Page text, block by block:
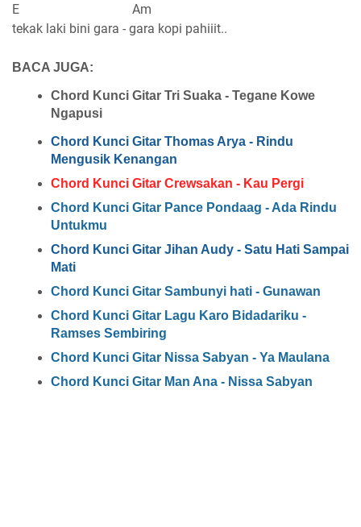
E Am
tekak laki bini gara - gara kopi pahiiit..
BACA JUGA:
Chord Kunci Gitar Tri Suaka - Tegane Kowe
Ngapusi
Chord Kunci Gitar Thomas Arya - Rindu
Mengusik Kenangan
Chord Kunci Gitar Crewsakan - Kau Pergi
Chord Kunci Gitar Pance Pondaag - Ada Rindu
Untukmu
Chord Kunci Gitar Jihan Audy - Satu Hati Sampai
Mati
Chord Kunci Gitar Sambunyi hati - Gunawan
Chord Kunci Gitar Lagu Karo Bidadariku -
Ramses Sembiring
Chord Kunci Gitar Nissa Sabyan - Ya Maulana
Chord Kunci Gitar Man Ana - Nissa Sabyan